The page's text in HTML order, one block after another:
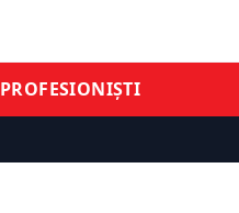
PROFESIONIȘTI